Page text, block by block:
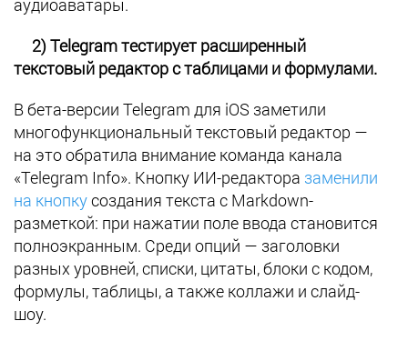
2) Telegram тестирует расширенный
текстовый редактор с таблицами и формулами.
В бета-версии Telegram для iOS заметили
многофункциональный текстовый редактор —
на это обратила внимание команда канала
«Telegram Info». Кнопку ИИ-редактора заменили
на кнопкусоздания текста с Markdown-
разметкой: при нажатии поле ввода становится
полноэкранным. Среди опций — заголовки
разных уровней, списки, цитаты, блоки с кодом,
формулы, таблицы, а также коллажи и слайд-
шоу.